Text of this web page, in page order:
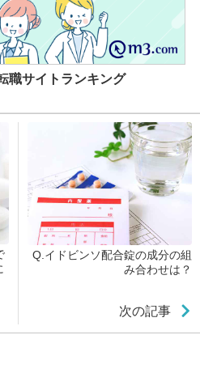
職サイトランキング
Q.イドビンソ配合錠の成分の組
み合わせは？
次の記事